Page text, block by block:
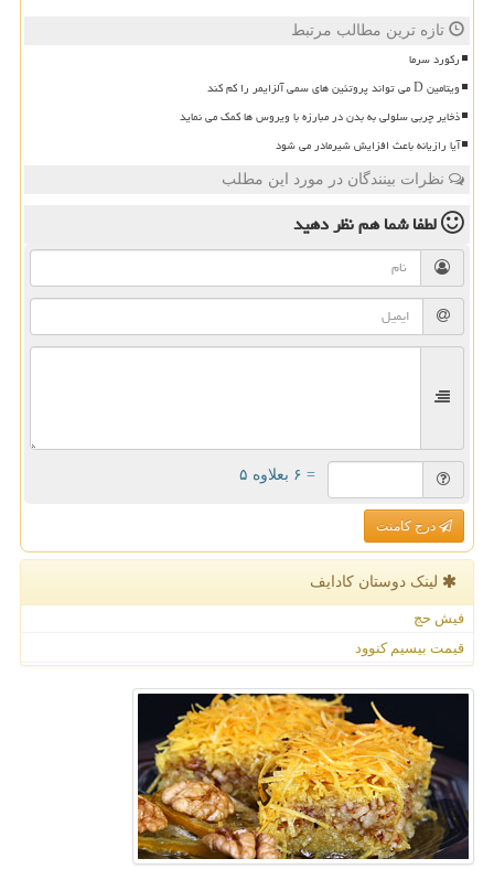
تازه ترین مطالب مرتبط
رکورد سرما
ویتامین D می تواند پروتئین های سمی آلزایمر را کم کند
ذخایر چربی سلولی به بدن در مبارزه با ویروس ها کمک می نماید
آیا رازیانه باعث افزایش شیرمادر می شود
نظرات بینندگان در مورد این مطلب
لطفا شما همنظر دهید
= ۶ بعلاوه ۵
درج کامنت
لینک دوستان كادایف
فیش حج
قیمت بیسیم کنوود